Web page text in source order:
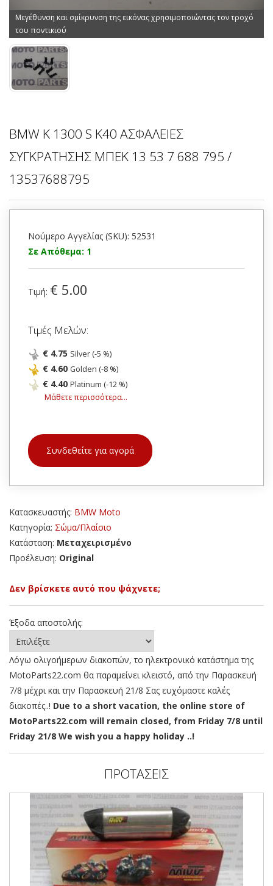
Μεγέθυνση και σμίκρυνση της εικόνας χρησιμοποιώντας τον τροχό
του ποντικιού
BMW K 1300 S Κ40 ΑΣΦΑΛΕΙΕΣ
ΣΥΓΚΡΑΤΗΣΗΣ ΜΠΕΚ 13 53 7 688 795 /
13537688795
Νούμερο Αγγελίας (SKU): 52531
Σε Απόθεμα: 1
Τιμή: € 5.00
Τιμές Μελών:
€ 4.75 Silver (-5 %)
€ 4.60 Golden (-8 %)
€ 4.40 Platinum (-12 %)
Μάθετε περισσότερα...
Συνδεθείτε για αγορά
Κατασκευαστής: BMW Moto
Κατηγορία: Σώμα/Πλαίσιο
Κατάσταση: Μεταχειρισμένο
Προέλευση: Original
Δεν βρίσκετε αυτό που ψάχνετε;
Έξοδα αποστολής:
Λόγω ολιγοήμερων διακοπών, το ηλεκτρονικό κατάστημα της
MotoParts22.com θα παραμείνει κλειστό, από την Παρασκευή
7/8 μέχρι και την Παρασκευή 21/8 Σας ευχόμαστε καλές
διακοπές..! Due to a short vacation, the online store of
MotoParts22.com will remain closed, from Friday 7/8 until
Friday 21/8 We wish you a happy holiday ..!
ΠΡΟΤΑΣΕΙΣ